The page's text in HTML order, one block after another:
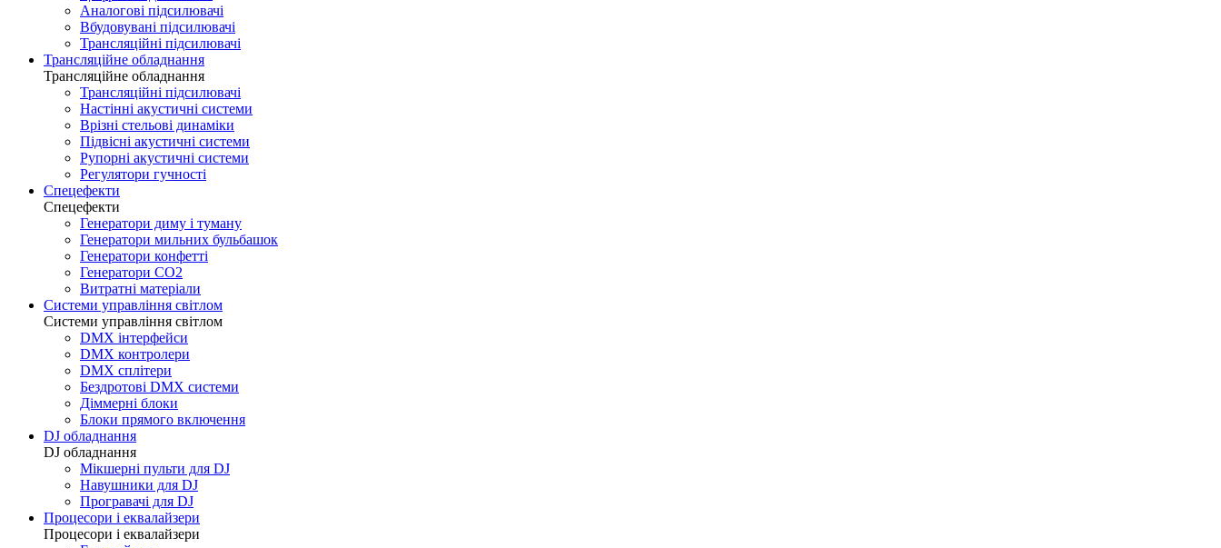
Аналогові підсилювачі
Вбудовувані підсилювачі
Трансляційні підсилювачі
Трансляційне обладнання
Трансляційне обладнання
Трансляційні підсилювачі
Настінні акустичні системи
Врізні стельові динаміки
Підвісні акустичні системи
Рупорні акустичні системи
Регулятори гучності
Спецефекти
Спецефекти
Генератори диму і туману
Генератори мильних бульбашок
Генератори конфетті
Генератори CO2
Витратні матеріали
Системи управління світлом
Системи управління світлом
DMX інтерфейси
DMX контролери
DMX сплітери
Бездротові DMX системи
Діммерні блоки
Блоки прямого включення
DJ обладнання
DJ обладнання
Мікшерні пульти для DJ
Навушники для DJ
Програвачі для DJ
Процесори і еквалайзери
Процесори і еквалайзери